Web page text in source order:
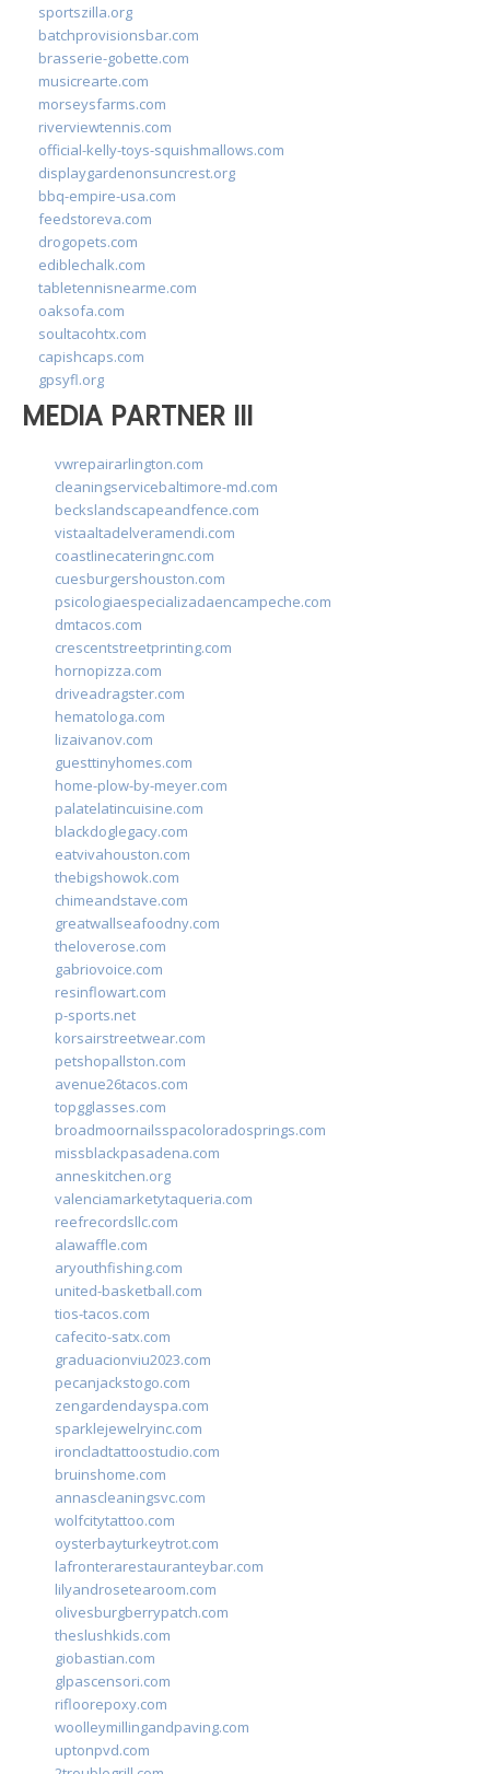
sportszilla.org
batchprovisionsbar.com
brasserie-gobette.com
musicrearte.com
morseysfarms.com
riverviewtennis.com
official-kelly-toys-squishmallows.com
displaygardenonsuncrest.org
bbq-empire-usa.com
feedstoreva.com
drogopets.com
ediblechalk.com
tabletennisnearme.com
oaksofa.com
soultacohtx.com
capishcaps.com
gpsyfl.org
MEDIA PARTNER III
vwrepairarlington.com
cleaningservicebaltimore-md.com
beckslandscapeandfence.com
vistaaltadelveramendi.com
coastlinecateringnc.com
cuesburgershouston.com
psicologiaespecializadaencampeche.com
dmtacos.com
crescentstreetprinting.com
hornopizza.com
driveadragster.com
hematologa.com
lizaivanov.com
guesttinyhomes.com
home-plow-by-meyer.com
palatelatincuisine.com
blackdoglegacy.com
eatvivahouston.com
thebigshowok.com
chimeandstave.com
greatwallseafoodny.com
theloverose.com
gabriovoice.com
resinflowart.com
p-sports.net
korsairstreetwear.com
petshopallston.com
avenue26tacos.com
topgglasses.com
broadmoornailsspacoloradosprings.com
missblackpasadena.com
anneskitchen.org
valenciamarketytaqueria.com
reefrecordsllc.com
alawaffle.com
aryouthfishing.com
united-basketball.com
tios-tacos.com
cafecito-satx.com
graduacionviu2023.com
pecanjackstogo.com
zengardendayspa.com
sparklejewelryinc.com
ironcladtattoostudio.com
bruinshome.com
annascleaningsvc.com
wolfcitytattoo.com
oysterbayturkeytrot.com
lafronterarestauranteybar.com
lilyandrosetearoom.com
olivesburgberrypatch.com
theslushkids.com
giobastian.com
glpascensori.com
rifloorepoxy.com
woolleymillingandpaving.com
uptonpvd.com